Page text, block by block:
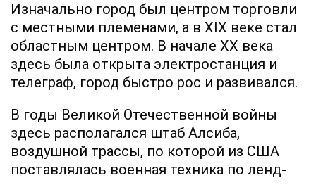
Изначально город был центром торговли
с местными племенами, а в XIX веке стал
областным центром. В начале XX века
здесь была открыта электростанция и
телеграф, город быстро рос и развивался.
В годы Великой Отечественной войны
здесь располагался штаб Алсиба,
воздушной трассы, по которой из США
поставлялась военная техника по ленд-